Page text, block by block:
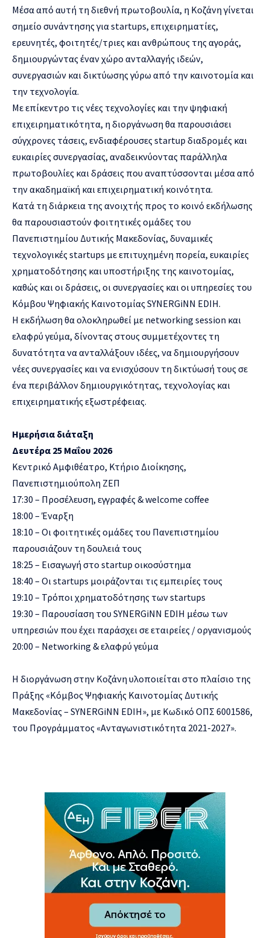
Μέσα από αυτή τη διεθνή πρωτοβουλία, η Κοζάνη γίνεται
σημείο συνάντησης για startups, επιχειρηματίες,
ερευνητές, φοιτητές/τριες και ανθρώπους της αγοράς,
δημιουργώντας έναν χώρο ανταλλαγής ιδεών,
συνεργασιών και δικτύωσης γύρω από την καινοτομία και
την τεχνολογία.
Με επίκεντρο τις νέες τεχνολογίες και την ψηφιακή
επιχειρηματικότητα, η διοργάνωση θα παρουσιάσει
σύγχρονες τάσεις, ενδιαφέρουσες startup διαδρομές και
ευκαιρίες συνεργασίας, αναδεικνύοντας παράλληλα
πρωτοβουλίες και δράσεις που αναπτύσσονται μέσα από
την ακαδημαϊκή και επιχειρηματική κοινότητα.
Κατά τη διάρκεια της ανοιχτής προς το κοινό εκδήλωσης
θα παρουσιαστούν φοιτητικές ομάδες του
Πανεπιστημίου Δυτικής Μακεδονίας, δυναμικές
τεχνολογικές startups με επιτυχημένη πορεία, ευκαιρίες
χρηματοδότησης και υποστήριξης της καινοτομίας,
καθώς και οι δράσεις, οι συνεργασίες και οι υπηρεσίες του
Κόμβου Ψηφιακής Καινοτομίας SYNERGiNN EDIH.
Η εκδήλωση θα ολοκληρωθεί με networking session και
ελαφρύ γεύμα, δίνοντας στους συμμετέχοντες τη
δυνατότητα να ανταλλάξουν ιδέες, να δημιουργήσουν
νέες συνεργασίες και να ενισχύσουν τη δικτύωσή τους σε
ένα περιβάλλον δημιουργικότητας, τεχνολογίας και
επιχειρηματικής εξωστρέφειας.
Ημερήσια διάταξη
Δευτέρα 25 Μαΐου 2026
Κεντρικό Αμφιθέατρο, Κτήριο Διοίκησης,
Πανεπιστημιούπολη ΖΕΠ
17:30 – Προσέλευση, εγγραφές & welcome coffee
18:00 – Έναρξη
18:10 – Οι φοιτητικές ομάδες του Πανεπιστημίου
παρουσιάζουν τη δουλειά τους
18:25 – Εισαγωγή στο startup οικοσύστημα
18:40 – Οι startups μοιράζονται τις εμπειρίες τους
19:10 – Τρόποι χρηματοδότησης των startups
19:30 – Παρουσίαση του SYNERGiNN EDIH μέσω των
υπηρεσιών που έχει παράσχει σε εταιρείες / οργανισμούς
20:00 – Networking & ελαφρύ γεύμα
Η διοργάνωση στην Κοζάνη υλοποιείται στο πλαίσιο της
Πράξης «Κόμβος Ψηφιακής Καινοτομίας Δυτικής
Μακεδονίας – SYNERGiNN EDIH», με Κωδικό ΟΠΣ 6001586,
του Προγράμματος «Ανταγωνιστικότητα 2021-2027».